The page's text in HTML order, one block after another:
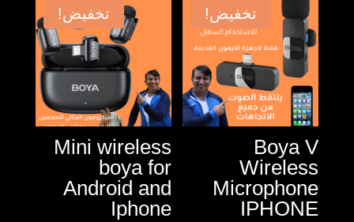
تخفيض!
Boya V
Wireless
Microphone
IPHONE
تخفيض!
Mini wireless
boya for
Android and
Iphone